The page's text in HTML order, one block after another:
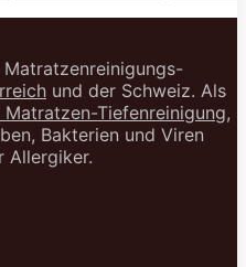
und der Schweiz. Als
Tiefenreinigung,
Bakterien und Viren
Allergiker.